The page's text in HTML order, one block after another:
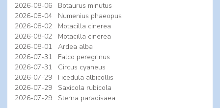
2026-08-06
Botaurus minutus
2026-08-04
Numenius phaeopus
2026-08-02
Motacilla cinerea
2026-08-02
Motacilla cinerea
2026-08-01
Ardea alba
2026-07-31
Falco peregrinus
2026-07-31
Circus cyaneus
2026-07-29
Ficedula albicollis
2026-07-29
Saxicola rubicola
2026-07-29
Sterna paradisaea